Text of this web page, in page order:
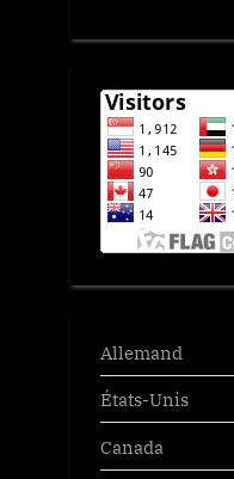
Allemand
États-Unis
Canada